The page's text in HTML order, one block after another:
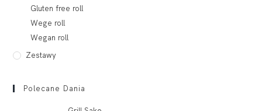
Gluten free roll
Wege roll
Wegan roll
Zestawy
Polecane Dania